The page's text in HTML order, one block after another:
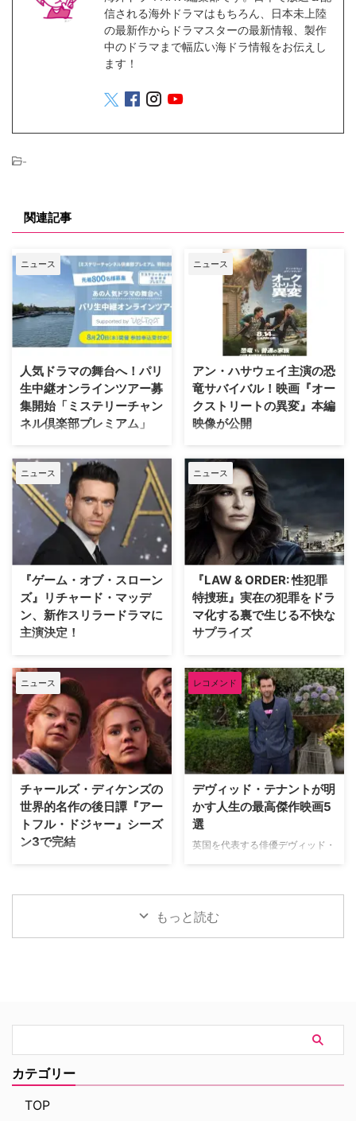
信される海外ドラマはもちろん、日本未上陸
の最新作からドラマスターの最新情報、製作
中のドラマまで幅広い海ドラ情報をお伝えし
ます！
-
関連記事
ニュース
人気ドラマの舞台へ！パリ
生中継オンラインツアー募
集開始「ミステリーチャン
ネル倶楽部プレミアム」
日本唯一のミステリードラマ専門
チャンネル「ミステリーチャンネ
ル」は、現地体験型アクティビテ
ィ専門予約サイト「ベルトラ」特
別協力のもと、8月20日（木）19
時よりパリ生中継オンラインツア
ーを開催する。「ミステリーチャ
ンネル倶楽部プレミアム」会員の
アムなオンライン体験の申込受付
が開始となった。 パリが舞台の
ドラマで主人公たちが歩いた景色
を、リアルタイムで堪能 8月5日
ーチャンネル倶楽部プレミアム」
は、ミステリーの世界を味わい尽
くすために誕生した特別 …
ニュース
アン・ハサウェイ主演の恐
竜サバイバル！映画『オー
クストリートの異変』本編
映像が公開
J.J.エイブラムスが製作プロデュ
ーサーを務め、アン・ハサウェ
イ、ユアン・マクレガーが共演す
る映画『オークストリートの異
変』の公開に先立ち、迫力満点な
新ビジュアルと、本編映像が公開
された。 アン・ハサウェイとユ
アン・マクレガーが恐竜から逃げ
ザー映像の公開時から、その正体
がほとんど明かされないミステリ
アスな世界観で映画ファンの注目
を集めていた本作。続く本予告で
して、平穏に暮らしていた“普通
の家族”がどのように逃げ延びる
かを描いていることが明らかとな
…
ニュース
『ゲーム・オブ・スローン
ズ』リチャード・マッデ
ン、新作スリラードラマに
主演決定！
大ヒットドラマ『ゲーム・オブ・
スローンズ』のロブ・スターク役
でブレイクしたリチャード・マッ
デンが、新作スリラードラマ
『Trauma（原題）』に主演する
ことが分かった。米Varietyが伝
えている。 『ダイ・ハード』
×『ER』！？医療アクションドラ
ロンドンの病院を占拠し、手術中
の首相を人質に取るところからス
タート。元英国海兵隊の衛生兵
で、現在は救急外来の医師である
ニュース
『LAW & ORDER: 性犯罪
特捜班』実在の犯罪をドラ
マ化する裏で生じる不快な
サプライズ
ロングランヒットを誇る犯罪捜査
ドラマ『LAW & ORDER』シリー
ズ。本作の最大の魅力の一つは、
実際に起きた事件に着想を得たリ
アリティあふれるストーリー展開
にある。しかし、その裏側では、
自身の悲劇がドラマ化されること
を放送直前まで知らされない実在
サプライズ」に晒され続けている
というのだ。 実話事件を無断で
ドラマ化？ 1990年にNBCの旗艦
番組『LAW & ORDER』の脚本家
ニュース
チャールズ・ディケンズの
世界的名作の後日譚『アー
トフル・ドジャー』シーズ
ン3で完結
Disney+（ディズニープラス）で
のオリジナル作品『アートフル・
ドジャー』が、シーズン3へ更新
されることが決定した。なお、同
シーズンが作品のファイナルシー
アを舞台にした大ヒットドラマ。
スリの才能を持つ主人公ジャッ
ク・ドーキンス（通称：ドジャ
ー）役を務める『クイーンズ・ギ
レコメンド
デヴィッド・テナントが明
かす人生の最高傑作映画5
選
英国を代表する俳優デヴィッド・
像ソフトメーカーの米Criterion社
による人気企画「Criterion
Closet」に登場した。数多の名作
映画のDVDやBlu-rayが並ぶ夢の
らオロノ劇の名作まで！独自のセ
ンスで選ぶ名作群 最初に彼が手
監督による幻想的なファンタジー
もっと読む
カテゴリー
TOP